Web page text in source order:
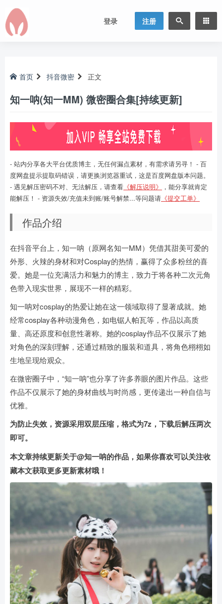
登录 注册
首页 抖音微密 正文
知一呐(知一MM) 微密圈合集[持续更新]
- 站内分享各大平台优质博主，无任何漏点素材，有需求请另寻！ - 百
度网盘提示提取码错误，请更换浏览器重试，这是百度网盘版本问题。
- 遇见解压密码不对、无法解压，请查看 《解压说明》
，能分享就肯定
能解压！ - 资源失效/充值未到账/账号解禁...等问题请 《提交工单》
作品介绍
在抖音平台上，知一呐（原网名知一MM）凭借其甜美可爱的
外形、火辣的身材和对Cosplay的热情，赢得了众多粉丝的喜
爱。她是一位充满活力和魅力的博主，致力于将各种二次元角
色带入现实世界，展现不一样的精彩。
知一呐对cosplay的热爱让她在这一领域取得了显著成就。她
经常cosplay各种动漫角色，如电锯人帕瓦等，作品以高质
量、高还原度和创意性著称。她的cosplay作品不仅展示了她
对角色的深刻理解，还通过精致的服装和道具，将角色栩栩如
生地呈现给观众。
在微密圈子中，“知一呐”也分享了许多养眼的图片作品。这些
作品不仅展示了她的身材曲线与时尚感，更传递出一种自信与
优雅。
为防止失效，资源采用双层压缩，格式为7z，下载后解压两次
即可。
本文章持续更新关于@知一呐的作品，如果你喜欢可以关注收
藏本文获取更多更新素材哦！